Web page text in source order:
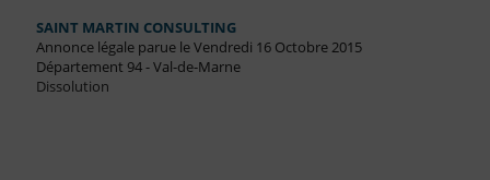
SAINT MARTIN CONSULTING
Annonce légale parue le Vendredi 16 Octobre 2015
Département 94 - Val-de-Marne
Dissolution